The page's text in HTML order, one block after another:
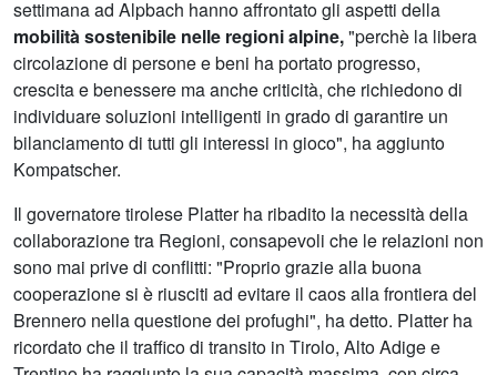
settimana ad Alpbach hanno affrontato gli aspetti della
mobilità sostenibile nelle regioni alpine,"perchè la libera
circolazione di persone e beni ha portato progresso,
crescita e benessere ma anche criticità, che richiedono di
individuare soluzioni intelligenti in grado di garantire un
bilanciamento di tutti gli interessi in gioco", ha aggiunto
Kompatscher.
Il governatore tirolese Platter ha ribadito la necessità della
collaborazione tra Regioni, consapevoli che le relazioni non
sono mai prive di conflitti: "Proprio grazie alla buona
cooperazione si è riusciti ad evitare il caos alla frontiera del
Brennero nella questione dei profughi", ha detto. Platter ha
ricordato che il traffico di transito in Tirolo, Alto Adige e